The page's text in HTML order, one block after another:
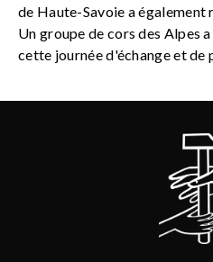
de Haute-Savoie a également
Un groupe de cors des Alpes
cette journée d'échange et